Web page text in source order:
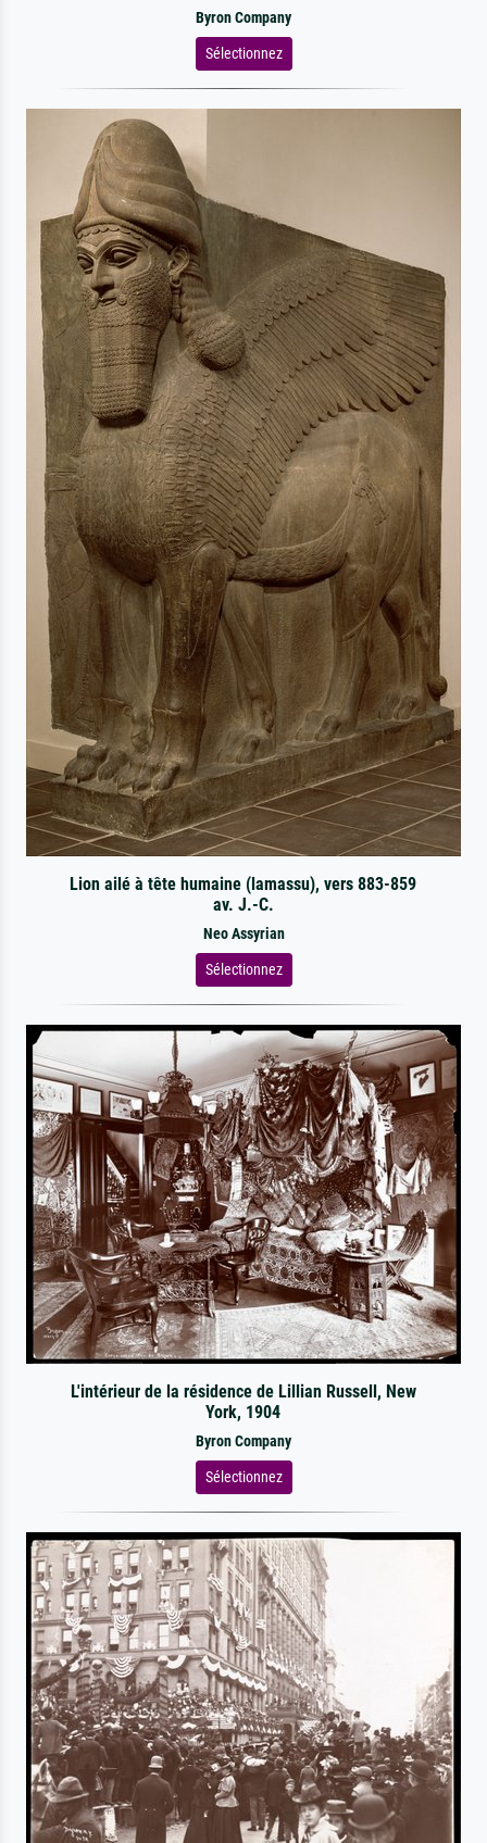
Byron Company
Sélectionnez
Lion ailé à tête humaine (lamassu), vers 883-859
av. J.-C.
Neo Assyrian
Sélectionnez
L'intérieur de la résidence de Lillian Russell, New
York, 1904
Byron Company
Sélectionnez